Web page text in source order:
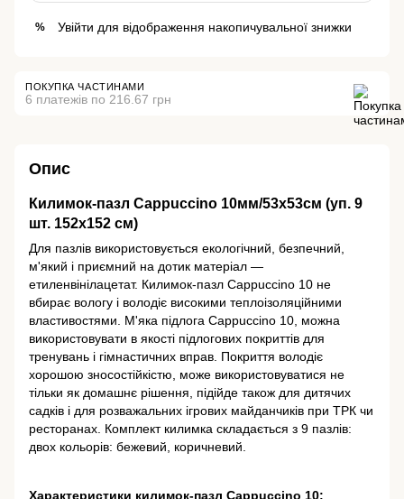
% Увійти для відображення накопичувальної знижки
ПОКУПКА ЧАСТИНАМИ
6 платежів по 216.67 грн
Опис
Килимок-пазл Cappuccino 10мм/53х53см (уп. 9
шт. 152х152 см)
Для пазлів використовується екологічний, безпечний,
м'який і приємний на дотик матеріал —
етиленвінілацетат. Килимок-пазл Cappuccino 10 не
вбирає вологу і володіє високими теплоізоляційними
властивостями. М'яка підлога Cappuccino 10, можна
використовувати в якості підлогових покриттів для
тренувань і гімнастичних вправ. Покриття володіє
хорошою зносостійкістю, може використовуватися не
тільки як домашнє рішення, підійде також для дитячих
садків і для розважальних ігрових майданчиків при ТРК чи
ресторанах. Комплект килимка складається з 9 пазлів:
двох кольорів: бежевий, коричневий.
Характеристики килимок-пазл Cappuccino 10: